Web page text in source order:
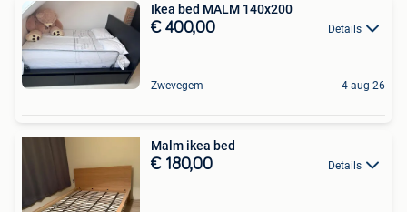
Ikea bed MALM 140x200
€ 400,00 Details
Zwevegem 4 aug 26
Malm ikea bed
€ 180,00 Details